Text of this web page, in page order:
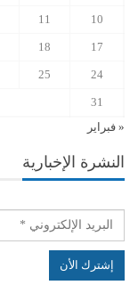
10
11
17
18
24
25
31
« فبراير
النشرة الإخبارية